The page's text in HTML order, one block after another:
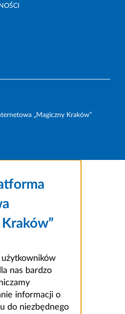
„Magiczny Kraków”
nas bardzo
informacji o
do niezbędnego